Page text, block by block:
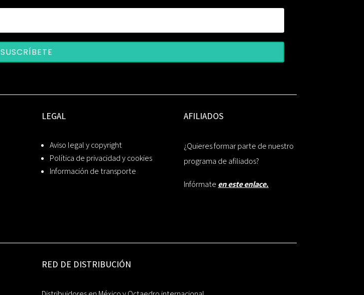
SUSCRÍBETE
LEGAL
Aviso legal y copyright
Política de privacidad y cookies
Información de transporte
AFILIADOS
¿Quieres formar parte de nuestro
programa de afiliados?
Infórmate en este enlace.
RED DE DISTRIBUCIÓN